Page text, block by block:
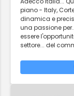
piano - Italy,
dinamica e
una passione
essere
settore... del